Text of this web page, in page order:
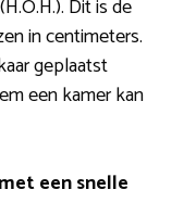
Dit is de
in centimeters.
geplaatst
een kamer kan
een snelle